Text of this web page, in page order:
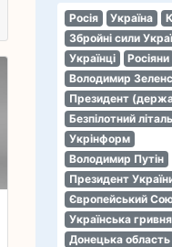
Росія Україна
Збройні сили
Українці
Росіяни
Володимир
Президент
Безпілотний
Укрінформ
Володимир Путін
Президент
Європейський
Українська гривня
Донецька область